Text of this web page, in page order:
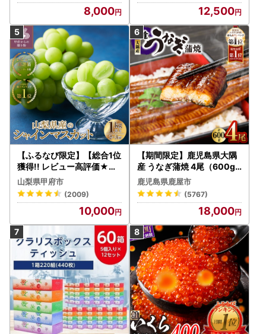
8,000 12,500
【ふるなび限定】【総合1位
獲得!! レビュー高評価★】
〈2026年度配送分〉山梨
県産 シャインマスカット 2
～3房（1.0kg以上）シャイ
ン フルーツ FN-Limited-S
P
山梨県甲府市
(2009)
10,000
【期間限定】鹿児島県大隅
産 うなぎ蒲焼 4尾（600g
） KN007-004-04-cp18
うなぎ 鰻 魚 惣菜 総菜
鹿児島県鹿屋市
(5767)
18,000